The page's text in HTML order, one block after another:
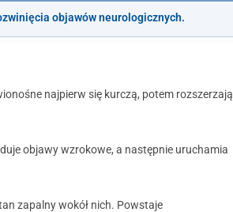
objawów neurologicznych.
najpierw się kurczą, potem rozszerzają
objawy wzrokowe, a następnie uruchamia
zapalny wokół nich. Powstaje